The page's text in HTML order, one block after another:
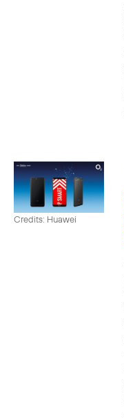
Credits: Huawei